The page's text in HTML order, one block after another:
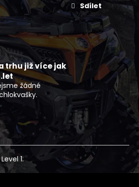
Sdílet
trhu již více jak
žádné
1.